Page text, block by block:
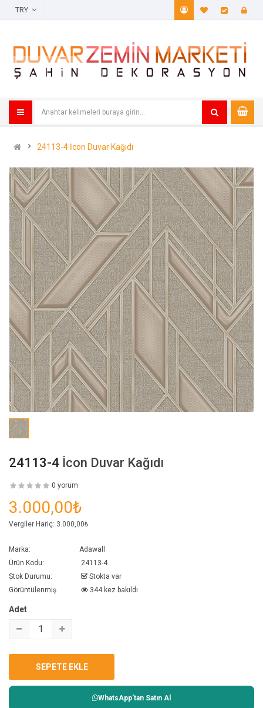
A. Listem
24113-4 İcon Duvar Kağıdı
24113-4 İcon Duvar Kağıdı
0 yorum
3.000,00₺
Vergiler Hariç: 3.000,00₺
Marka:
Adawall
Ürün Kodu:
24113-4
Stok Durumu:
Stokta var
Görüntülenmiş
344 kez bakıldı
Adet
WhatsApp'tan Satın Al